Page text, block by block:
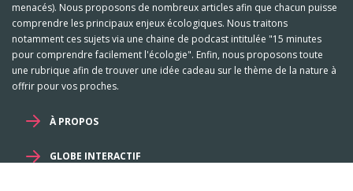
menacés). Nous proposons de nombreux articles afin que chacun puisse
comprendre les principaux enjeux écologiques. Nous traitons
notamment ces sujets via une chaine de podcast intitulée "15 minutes
pour comprendre facilement l'écologie". Enfin, nous proposons toute
une rubrique afin de trouver une idée cadeau sur le thème de la nature à
offrir pour vos proches.
À PROPOS
GLOBE INTERACTIF